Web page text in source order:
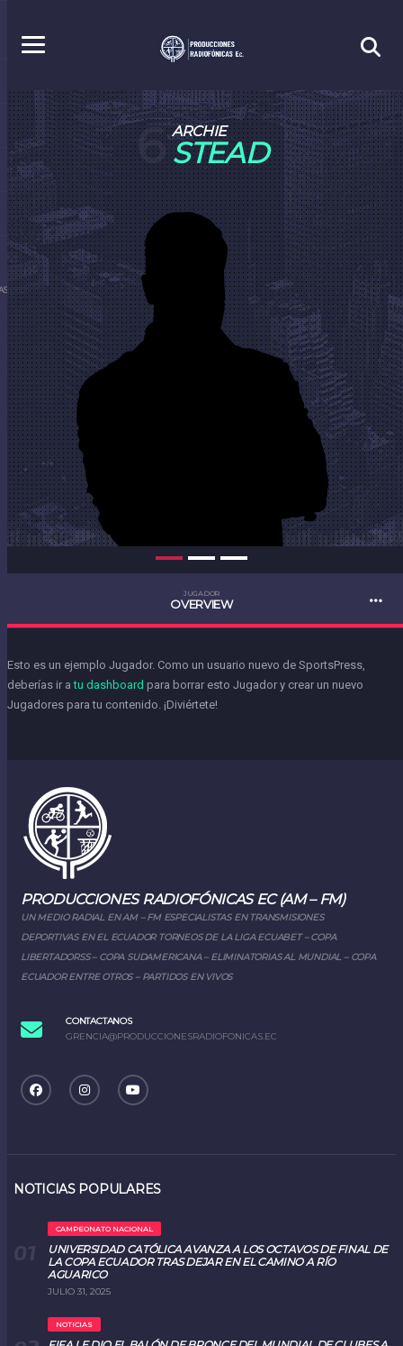
6 ARCHIE
STEAD
JUGADOR
OVERVIEW
Esto es un ejemplo Jugador. Como un usuario nuevo de SportsPress,
deberías ir atu dashboard para borrar esto Jugador y crear un nuevo
Jugadores para tu contenido. ¡Diviértete!
PRODUCCIONES RADIOFÓNICAS EC (AM – FM)
UN MEDIO RADIAL EN AM – FM ESPECIALISTAS EN TRANSMISIONES
DEPORTIVAS EN EL ECUADOR TORNEOS DE LA LIGA ECUABET – COPA
LIBERTADORSS – COPA SUDAMERICANA – ELIMINATORIAS AL MUNDIAL – COPA
ECUADOR ENTRE OTROS – PARTIDOS EN VIVOS
CONTACTANOS
GRENCIA@PRODUCCIONESRADIOFONICAS.EC
NOTICIAS POPULARES
CAMPEONATO NACIONAL
UNIVERSIDAD CATÓLICA AVANZA A LOS OCTAVOS DE FINAL DE
LA COPA ECUADOR TRAS DEJAR EN EL CAMINO A RÍO
AGUARICO
JULIO 31, 2025
NOTICIAS